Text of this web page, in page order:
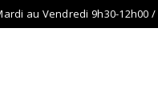
au Vendredi 9h30-12h00